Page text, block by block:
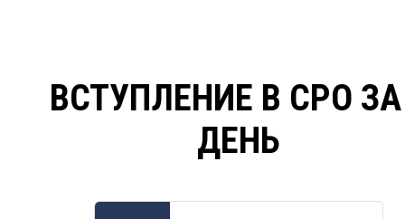
ВСТУПЛЕНИЕ В СРО
ДЕНЬ